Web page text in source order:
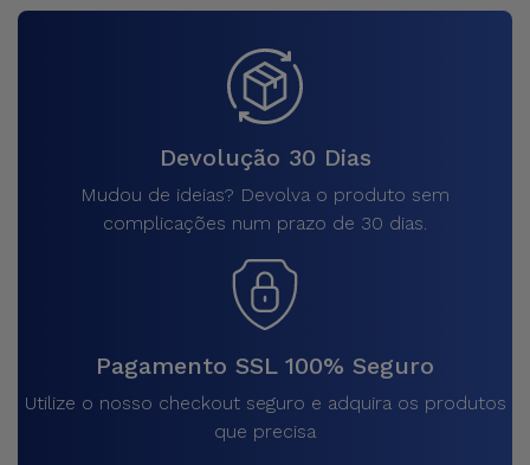
Devolução 30 Dias
Mudou de ideias? Devolva o produto sem
complicações num prazo de 30 dias.
Pagamento SSL 100% Seguro
Utilize o nosso checkout seguro e adquira os produtos
que precisa